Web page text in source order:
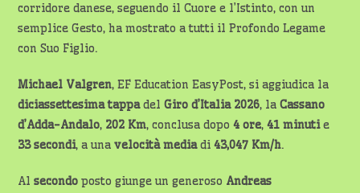
corridore danese, seguendo il Cuore e l’Istinto, con un
semplice Gesto, ha mostrato a tutti il Profondo Legame
con Suo Figlio.
Michael Valgren, EF Education EasyPost, si aggiudica la
diciassettesima tappadelGiro d’Italia 2026, laCassano
d’Adda-Andalo, 202 Km, conclusa dopo4 ore,41 minutie
33 secondi, a unavelocità mediadi43,047 Km/h.
Alsecondo posto giunge un generoso Andreas